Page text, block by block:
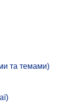
та темами)